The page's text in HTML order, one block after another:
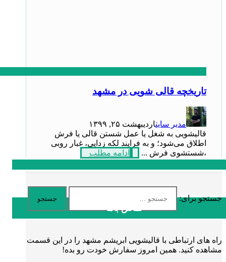
تاریخچه قالی شویی در مشهد
مدیر سایتاردیبهشت ۲۵, ۱۳۹۹
قالیشویی به شغل یا عمل شستن قالی یا فرش
اطلاق می‌شود؛ و به فرایند لکه زدایی، غبار روبی
،شستشوی فرش ...
ادامه مطلب
جستجو برای:
تماس باما
راه های ارتباطی با قالیشویی ابریشم مشهد را در این قسمت
مشاهده کنید. همین امروز سفارش خودت رو بده!